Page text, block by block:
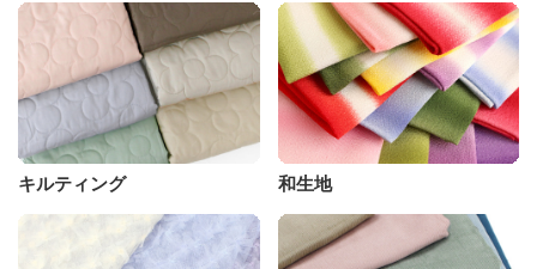
キルティング 和生地